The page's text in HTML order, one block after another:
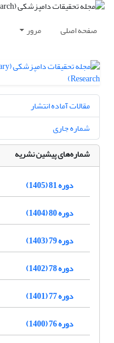
صفحه اصلی مرور
مقالات آماده انتشار
شماره جاری
شماره‌های پیشین نشریه
دوره 81 (1405)
دوره 80 (1404)
دوره 79 (1403)
دوره 78 (1402)
دوره 77 (1401)
دوره 76 (1400)